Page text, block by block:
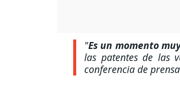
"Es un momento
las patentes de las
conferencia de